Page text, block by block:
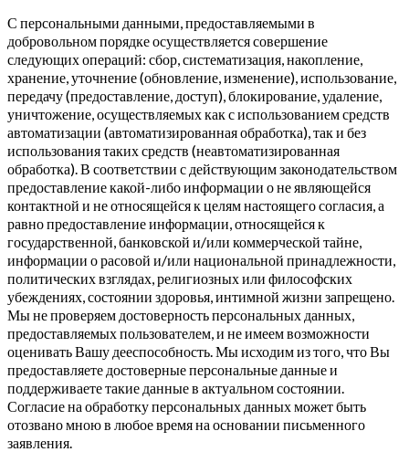
С персональными данными, предоставляемыми в
добровольном порядке осуществляется совершение
следующих операций: сбор, систематизация, накопление,
хранение, уточнение (обновление, изменение), использование,
передачу (предоставление, доступ), блокирование, удаление,
уничтожение, осуществляемых как с использованием средств
автоматизации (автоматизированная обработка), так и без
использования таких средств (неавтоматизированная
обработка). В соответствии с действующим законодательством
предоставление какой-либо информации о не являющейся
контактной и не относящейся к целям настоящего согласия, а
равно предоставление информации, относящейся к
государственной, банковской и/или коммерческой тайне,
информации о расовой и/или национальной принадлежности,
политических взглядах, религиозных или философских
убеждениях, состоянии здоровья, интимной жизни запрещено.
Мы не проверяем достоверность персональных данных,
предоставляемых пользователем, и не имеем возможности
оценивать Вашу дееспособность. Мы исходим из того, что Вы
предоставляете достоверные персональные данные и
поддерживаете такие данные в актуальном состоянии.
Согласие на обработку персональных данных может быть
отозвано мною в любое время на основании письменного
заявления.